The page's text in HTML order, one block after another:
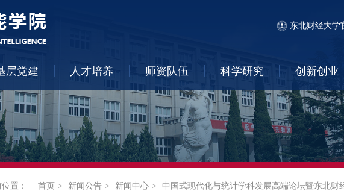
东北财经大学
层党建 人才培养 师资队伍 科学研究 创新创业
置： 首页 新闻公告 新闻中心
中国式现代化与统计学科发展高端论坛暨东北财